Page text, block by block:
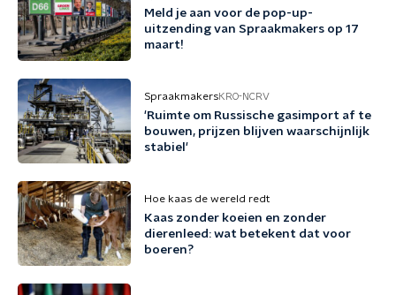
Meld je aan voor de pop-up-
uitzending van Spraakmakers op 17
maart!
SpraakmakersKRO-NCRV
'Ruimte om Russische gasimport af te
bouwen, prijzen blijven waarschijnlijk
stabiel'
Hoe kaas de wereld redt
Kaas zonder koeien en zonder
dierenleed: wat betekent dat voor
boeren?